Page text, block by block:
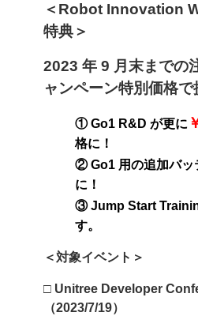
＜Robot Innovation
特典＞
2023 年 9 月末までの
ャンペーン特別価格で
① Go1 R&D が更に
格に！
② Go1 用の追加バッ
に！
③ Jump Start
す。
＜対象イベント＞
□ Unitree Developer
（2023/7/19）